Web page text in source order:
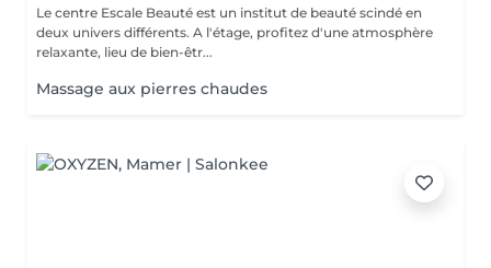
Le centre Escale Beauté est un institut de beauté scindé en
deux univers différents. A l'étage, profitez d'une atmosphère
relaxante, lieu de bien-êtr...
Massage aux pierres chaudes